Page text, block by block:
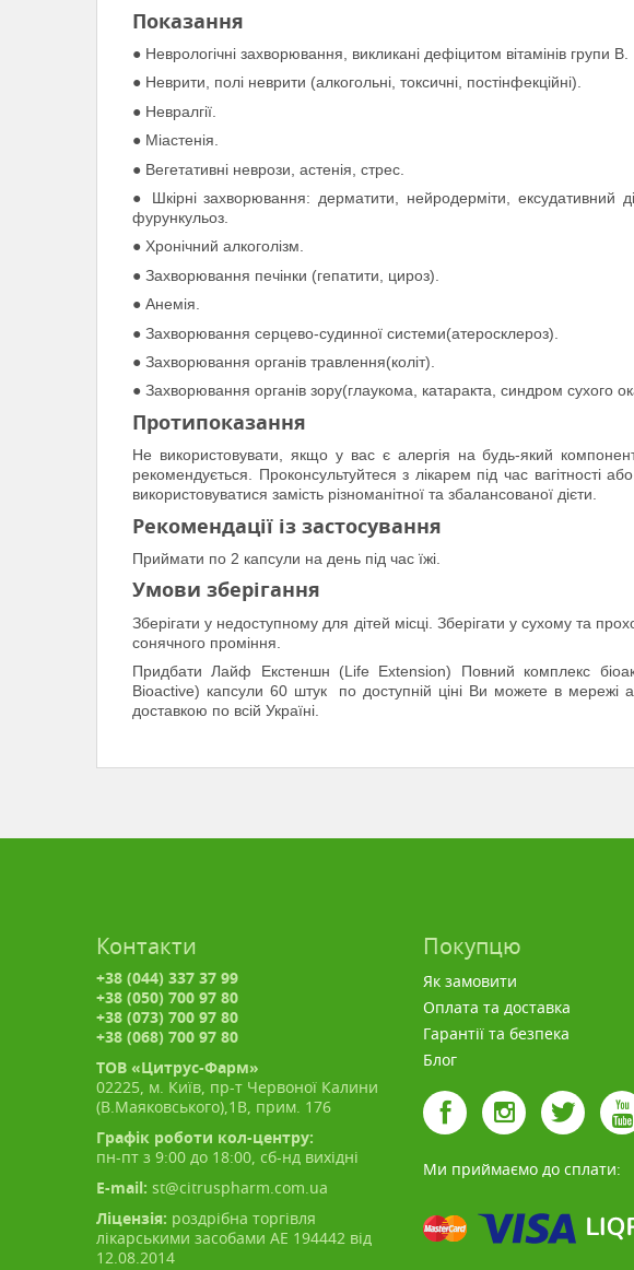
Показання
● Неврологічні захворювання, викликані дефіцитом вітамінів групи B.
● Неврити, полі неврити (алкогольні, токсичні, постінфекційні).
● Невралгії.
● Міастенія.
● Вегетативні неврози, астенія, стрес.
● Шкірні захворювання: дерматити, нейродерміти, ексудативний
фурункульоз.
● Хронічний алкоголізм.
● Захворювання печінки (гепатити, цироз).
● Анемія.
● Захворювання серцево-судинної системи(атеросклероз).
● Захворювання органів травлення(коліт).
● Захворювання органів зору(глаукома, катаракта, синдром сухого
Протипоказання
Не використовувати, якщо у вас є алергія на будь-який
рекомендується. Проконсультуйтеся з лікарем під час вагітності
використовуватися замість різноманітної та збалансованої дієти.
Рекомендації із застосування
Приймати по 2 капсули на день під час їжі.
Умови зберігання
Зберігати у недоступному для дітей місці. Зберігати у сухому та
сонячного проміння.
Придбати Лайф Екстеншн (Life Extension) Повний комплекс
Bioactive) капсули 60 штук по доступній ціні Ви можете в мережі
доставкою по всій Україні.
Контакти
+38 (044) 337 37 99
+38 (050) 700 97 80
+38 (073) 700 97 80
+38 (068) 700 97 80
ТОВ «Цитрус-Фарм»
02225, м. Київ, пр-т Червоної Калини
(В.Маяковського),1В, прим. 176
Графік роботи кол-центру:
пн-пт з 9:00 до 18:00, сб-нд вихідні
E-mail: st@citruspharm.com.ua
Ліцензія: роздрібна торгівля
лікарськими засобами АЕ 194442 від
12.08.2014
Покупцю
Як замовити
Оплата та доставка
Гарантії та безпека
Блог
Ми приймаємо до сплати: